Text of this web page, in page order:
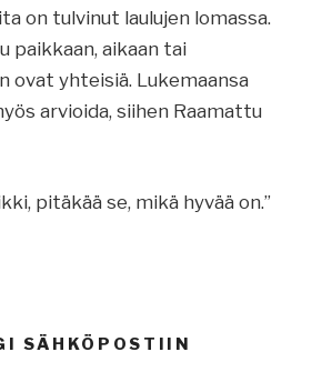
on tulvinut laulujen lomassa.
paikkaan, aikaan tai
ovat yhteisiä. Lukemaansa
arvioida, siihen Raamattu
pitäkää se, mikä hyvää on.”
SÄHKÖPOSTIIN